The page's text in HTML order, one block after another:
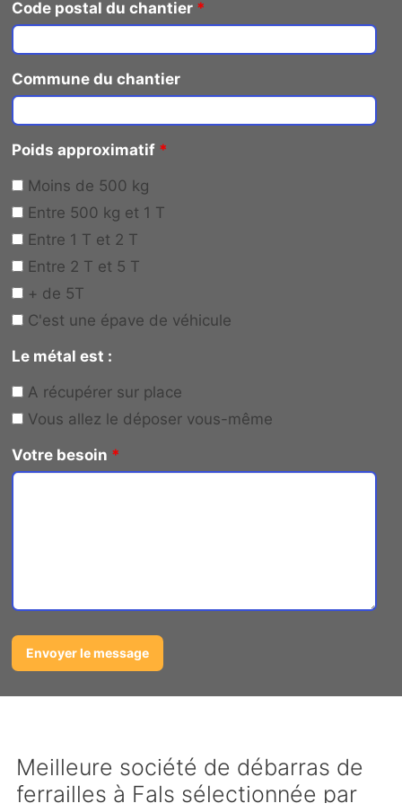
Code postal du chantier *
Commune du chantier
Poids approximatif *
Moins de 500 kg
Entre 500 kg et 1 T
Entre 1 T et 2 T
Entre 2 T et 5 T
+ de 5T
C'est une épave de véhicule
Le métal est :
A récupérer sur place
Vous allez le déposer vous-même
Votre besoin *
Meilleure société de débarras de
ferrailles à Fals sélectionnée par